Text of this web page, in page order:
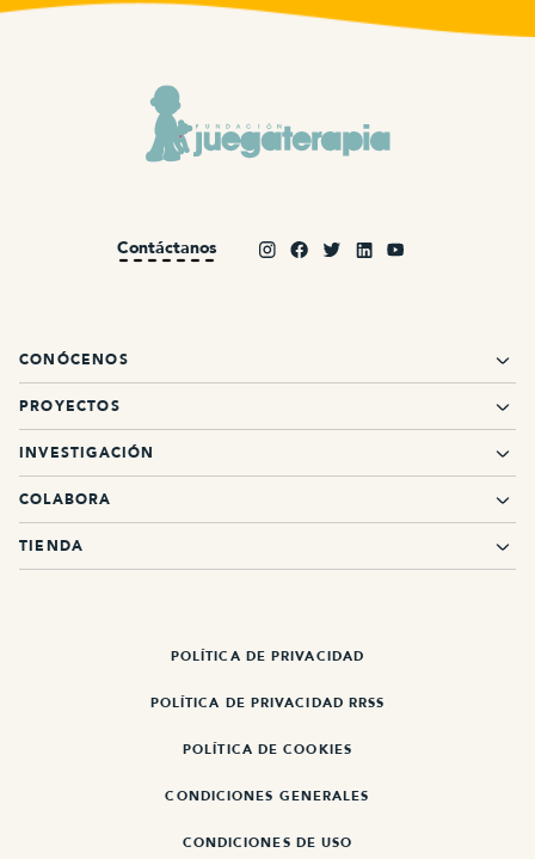
Contáctanos
CONÓCENOS
PROYECTOS
INVESTIGACIÓN
COLABORA
TIENDA
POLÍTICA DE PRIVACIDAD
POLÍTICA DE PRIVACIDAD RRSS
POLÍTICA DE COOKIES
CONDICIONES GENERALES
CONDICIONES DE USO